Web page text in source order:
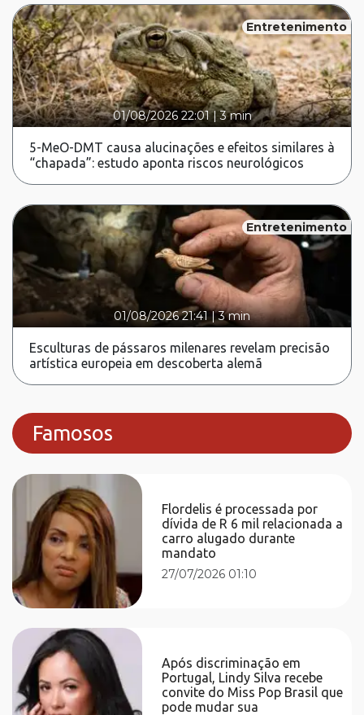
Entretenimento
01/08/2026 22:01|3 min
5-MeO-DMT causa alucinações e efeitos similares à
“chapada”: estudo aponta riscos neurológicos
Entretenimento
01/08/2026 21:41 |3 min
Esculturas de pássaros milenares revelam precisão
artística europeia em descoberta alemã
Famosos
Flordelis é processada por
dívida de R 6 mil relacionada a
carro alugado durante
mandato
27/07/2026 01:10
Após discriminação em
Portugal, Lindy Silva recebe
convite do Miss Pop Brasil que
pode mudar sua